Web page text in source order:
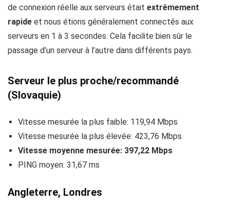
de connexion réelle aux serveurs était extrêmement
rapide et nous étions généralement connectés aux
serveurs en 1 à 3 secondes. Cela facilite bien sûr le
passage d’un serveur à l’autre dans différents pays.
Serveur le plus proche/recommandé
(Slovaquie)
Vitesse mesurée la plus faible: 119,94 Mbps
Vitesse mesurée la plus élevée: 423,76 Mbps
Vitesse moyenne mesurée: 397,22 Mbps
PING moyen: 31,67 ms
Angleterre, Londres